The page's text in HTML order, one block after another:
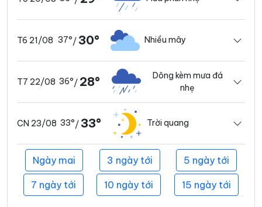
T6 21/08 37°/30° Nhiều mây
T7 22/08 36°/ 28°
Dông kèm mưa đá
nhẹ
CN 23/08 33°/33° Trời quang
Ngày mai 3 ngày tới 5 ngày tới
7 ngày tới 10 ngày tới 15 ngày tới